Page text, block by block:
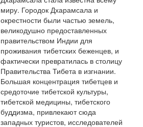
миру. Городок Дхарамсала и
окрестности были частью земель,
великодушно предоставленных
правительством Индии для
проживания тибетских беженцев, и
фактически превратилась в столицу
Правительства Тибета в изгнании.
Большая концентрация тибетцев и
средоточие тибетской культуры,
тибетской медицины, тибетского
буддизма, привлекают сюда
западных туристов, исследователей